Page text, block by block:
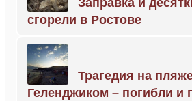
Заправка и
сгорели в Ростове
Трагедия на
Геленджиком – погибли и